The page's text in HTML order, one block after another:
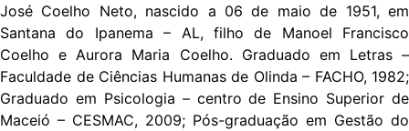
José Coelho Neto, nascido a 06 de maio de 1951, em
Santana do Ipanema – AL, filho de Manoel Francisco
Coelho e Aurora Maria Coelho. Graduado em Letras –
Faculdade de Ciências Humanas de Olinda – FACHO, 1982;
Graduado em Psicologia – centro de Ensino Superior de
Maceió – CESMAC, 2009; Pós-graduação em Gestão do